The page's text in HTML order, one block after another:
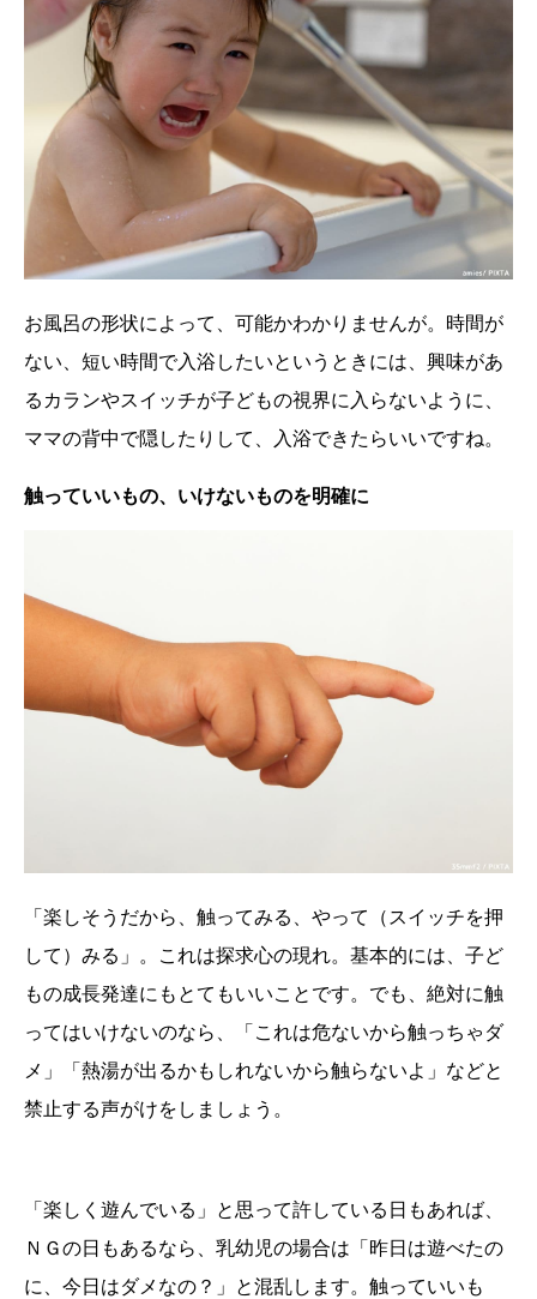
お風呂の形状によって、可能かわかりませんが。時間が
ない、短い時間で入浴したいというときには、興味があ
るカランやスイッチが子どもの視界に入らないように、
ママの背中で隠したりして、入浴できたらいいですね。
触っていいもの、いけないものを明確に
「楽しそうだから、触ってみる、やって（スイッチを押
して）みる」。これは探求心の現れ。基本的には、子ど
もの成長発達にもとてもいいことです。でも、絶対に触
ってはいけないのなら、「これは危ないから触っちゃダ
メ」「熱湯が出るかもしれないから触らないよ」などと
禁止する声がけをしましょう。
「楽しく遊んでいる」と思って許している日もあれば、
ＮＧの日もあるなら、乳幼児の場合は「昨日は遊べたの
に、今日はダメなの？」と混乱します。触っていいも